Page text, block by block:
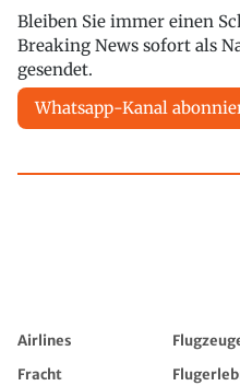
Bleiben Sie immer einen
Breaking News sofort als
gesendet.
Whatsapp-Kanal
Airlines
Fracht